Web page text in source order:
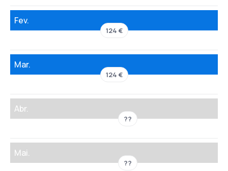
Fev.
124 €
Mar.
124 €
Abr.
??
Mai.
??